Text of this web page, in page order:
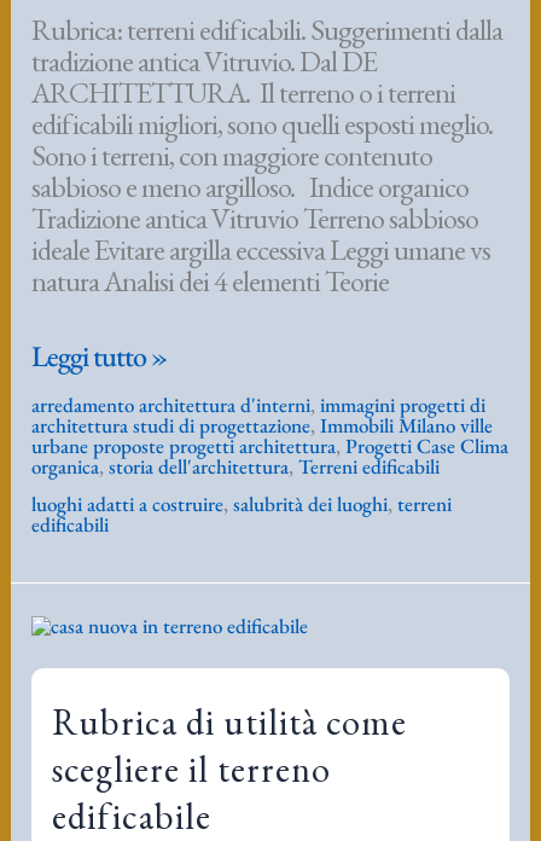
Rubrica: terreni edificabili. Suggerimenti dalla
tradizione antica Vitruvio. Dal DE
ARCHITETTURA. Il terreno o i terreni
edificabili migliori, sono quelli esposti meglio.
Sono i terreni, con maggiore contenuto
sabbioso e meno argilloso. Indice organico
Tradizione antica Vitruvio Terreno sabbioso
ideale Evitare argilla eccessiva Leggi umane vs
natura Analisi dei 4 elementi Teorie
Rubrica:
terreni
edificabili.
Suggerimenti
dalla
tradizione
antica
Vitruvio.
DE
ARCHITETTURA.
Leggi tutto »
arredamento architettura d'interni,immagini progetti di
architettura studi di progettazione,Immobili Milano ville
urbane proposte progetti architettura,Progetti Case Clima
organica,storia dell'architettura,Terreni edificabili
luoghi adatti a costruire,salubrità dei luoghi,terreni
edificabili
Rubrica di utilità come
scegliere il terreno
edificabile